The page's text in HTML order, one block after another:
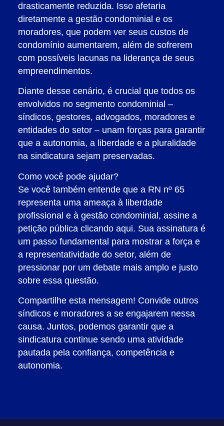
drasticamente reduzida. Isso afetaria
diretamente a gestão condominial e os
moradores, que podem ver seus custos de
condomínio aumentarem, além de sofrerem
com possíveis lacunas na liderança de seus
empreendimentos.
Diante desse cenário, é crucial que todos os
envolvidos no segmento condominial –
síndicos, gestores, advogados, moradores e
entidades do setor – unam forças para garantir
que a autonomia, a liberdade e a pluralidade
na sindicatura sejam preservadas.
Como você pode ajudar?
Se você também entende que a RN nº 65
representa uma ameaça à liberdade
profissional e à gestão condominial, assine a
petição pública clicando aqui. Sua assinatura é
um passo fundamental para mostrar a força e
a representatividade do setor, além de
pressionar por um debate mais amplo e justo
sobre essa questão.
Compartilhe esta mensagem! Convide outros
síndicos e moradores a se engajarem nessa
causa. Juntos, podemos garantir que a
sindicatura continue sendo uma atividade
pautada pela confiança, competência e
autonomia.